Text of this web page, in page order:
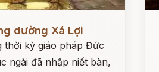
dường Xá Lợi
thời kỳ giáo pháp Đức
ngài đã nhập niết bàn,